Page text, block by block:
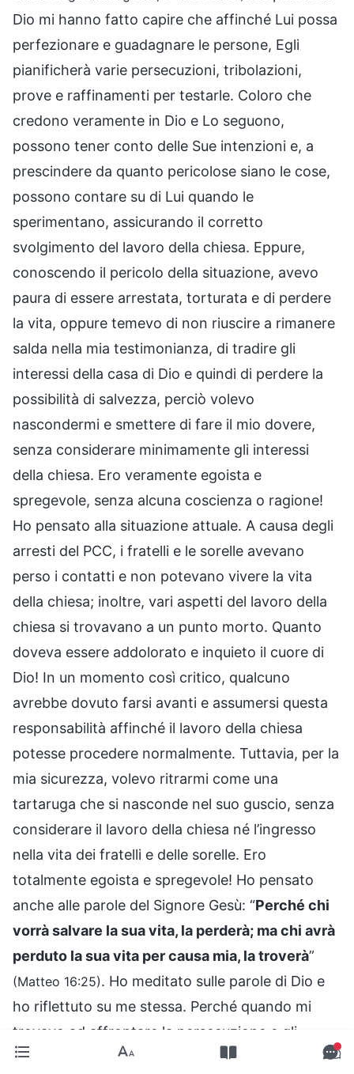
Dio mi hanno fatto capire che affinché Lui possa
perfezionare e guadagnare le persone, Egli
pianificherà varie persecuzioni, tribolazioni,
prove e raffinamenti per testarle. Coloro che
credono veramente in Dio e Lo seguono,
possono tener conto delle Sue intenzioni e, a
prescindere da quanto pericolose siano le cose,
possono contare su di Lui quando le
sperimentano, assicurando il corretto
svolgimento del lavoro della chiesa. Eppure,
conoscendo il pericolo della situazione, avevo
paura di essere arrestata, torturata e di perdere
la vita, oppure temevo di non riuscire a rimanere
salda nella mia testimonianza, di tradire gli
interessi della casa di Dio e quindi di perdere la
possibilità di salvezza, perciò volevo
nascondermi e smettere di fare il mio dovere,
senza considerare minimamente gli interessi
della chiesa. Ero veramente egoista e
spregevole, senza alcuna coscienza o ragione!
Ho pensato alla situazione attuale. A causa degli
arresti del PCC, i fratelli e le sorelle avevano
perso i contatti e non potevano vivere la vita
della chiesa; inoltre, vari aspetti del lavoro della
chiesa si trovavano a un punto morto. Quanto
doveva essere addolorato e inquieto il cuore di
Dio! In un momento così critico, qualcuno
avrebbe dovuto farsi avanti e assumersi questa
responsabilità affinché il lavoro della chiesa
potesse procedere normalmente. Tuttavia, per la
mia sicurezza, volevo ritrarmi come una
tartaruga che si nasconde nel suo guscio, senza
considerare il lavoro della chiesa né l’ingresso
nella vita dei fratelli e delle sorelle. Ero
totalmente egoista e spregevole! Ho pensato
anche alle parole del Signore Gesù: “Perché chi
vorrà salvare la sua vita, la perderà; ma chi avrà
perduto la sua vita per causa mia, la troverà”
(Matteo 16:25). Ho meditato sulle parole di Dio e
ho riflettuto su me stessa. Perché quando mi
trovavo ad affrontare la persecuzione e gli
arresti del PCC, volevo sempre nascondermi e